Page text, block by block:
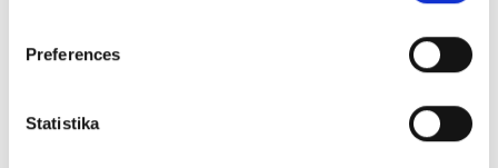
Preferences
Statistika